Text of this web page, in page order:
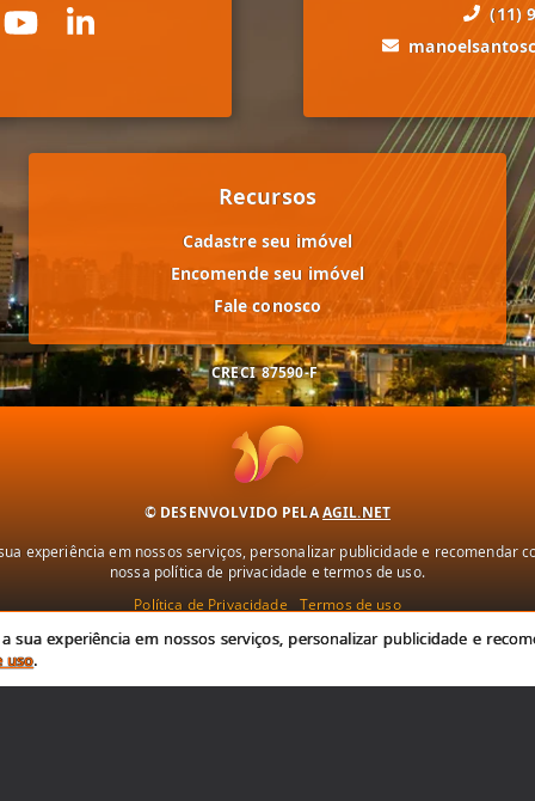
(11)
Recursos
Cadastre seu imóvel
Encomende seu imóvel
Fale conosco
CRECI 87590-F
© DESENVOLVIDO PELAAGIL.NET
experiência em nossos serviços, personalizar publicidade e recomendar
nossa política de privacidade e termos de uso.
Política de Privacidade
Termos de uso
experiência em nossos serviços, personalizar publicidade e
uso.